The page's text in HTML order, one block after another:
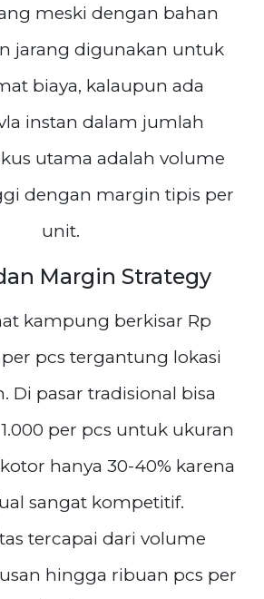
meski dengan bahan
jarang digunakan untuk
biaya, kalaupun ada
instan dalam jumlah
utama adalah volume
dengan margin tipis per
unit.
Margin Strategy
kampung berkisar Rp
per pcs tergantung lokasi
Di pasar tradisional bisa
per pcs untuk ukuran
hanya 30-40% karena
sangat kompetitif.
tercapai dari volume
hingga ribuan pcs per